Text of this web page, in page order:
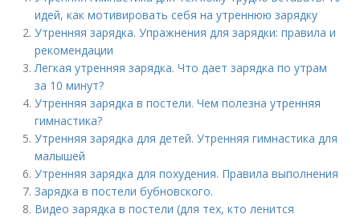
идей, как мотивировать себя на утреннюю зарядку
Утренняя зарядка. Упражнения для зарядки: правила и
рекомендации
Легкая утренняя зарядка. Что дает зарядка по утрам
за 10 минут?
Утренняя зарядка в постели. Чем полезна утренняя
гимнастика?
Утренняя зарядка для детей. Утренняя гимнастика для
малышей
Утренняя зарядка для похудения. Правила выполнения
Зарядка в постели бубновского.
Видео зарядка в постели (для тех, кто ленится